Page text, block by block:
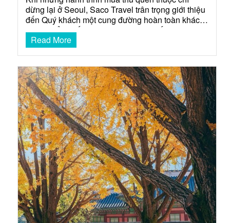
dừng lại ở Seoul, Saco Travel trân trọng giới thiệu
đến Quý khách một cung đường hoàn toàn khác
biệt và đẳng cấp. Một hành trình đa sắc, nơi Quý
khách không chỉ đắm chìm trong vẻ đẹp lãng mạn
của thủ đô mà còn được…
Read More